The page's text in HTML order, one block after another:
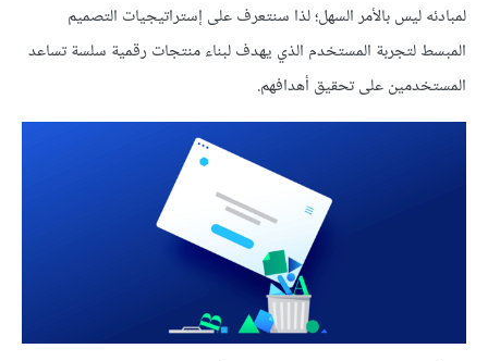
لمبادئه ليس بالأمر السهل؛ لذا سنتعرف على إستراتيجيات التصميم
المبسط لتجربة المستخدم الذي يهدف لبناء منتجات رقمية سلسة تساعد
المستخدمين على تحقيق أهدافهم.